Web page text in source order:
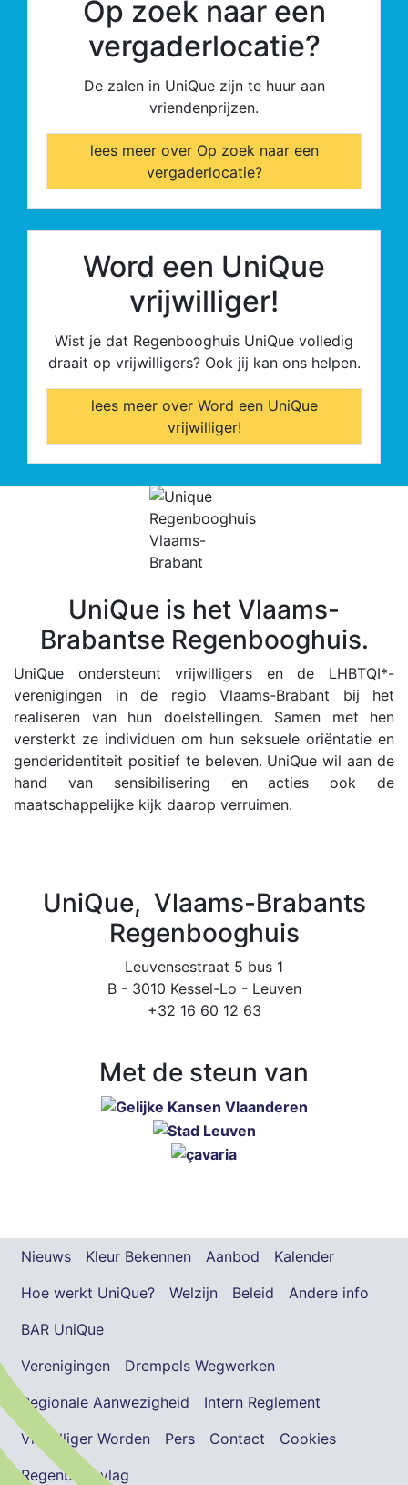
Op zoek naar een
vergaderlocatie?
De zalen in UniQue zijn te huur aan
vriendenprijzen.
lees meer over Op zoek naar een
vergaderlocatie?
Word een UniQue
vrijwilliger!
Wist je dat Regenbooghuis UniQue volledig
draait op vrijwilligers? Ook jij kan ons helpen.
lees meer over Word een UniQue
vrijwilliger!
UniQue is het Vlaams-
Brabantse Regenbooghuis.
UniQue ondersteunt vrijwilligers en de LHBTQI*-
verenigingen in de regio Vlaams-Brabant bij het
realiseren van hun doelstellingen. Samen met hen
versterkt ze individuen om hun seksuele oriëntatie en
genderidentiteit positief te beleven. UniQue wil aan de
hand van sensibilisering en acties ook de
maatschappelijke kijk daarop verruimen.
UniQue, Vlaams-Brabants
Regenbooghuis
Leuvensestraat 5 bus 1
B - 3010 Kessel-Lo - Leuven
+32 16 60 12 63
Met de steun van
Nieuws Kleur Bekennen Aanbod
Kalender
Hoe werkt UniQue?
Welzijn Beleid
Andere info
BAR UniQue
Verenigingen
Drempels Wegwerken
Regionale Aanwezigheid
Intern Reglement
Vrijwilliger Worden
Pers Contact
Cookies
Regenboogvlag